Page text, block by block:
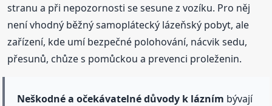
stranu a při nepozornosti se sesune z vozíku. Pro něj
není vhodný běžný samoplátecký lázeňský pobyt, ale
zařízení, kde umí bezpečné polohování, nácvik sedu,
přesunů, chůze s pomůckou a prevenci proleženin.
Neškodné a očekávatelné důvody k lázním bývají